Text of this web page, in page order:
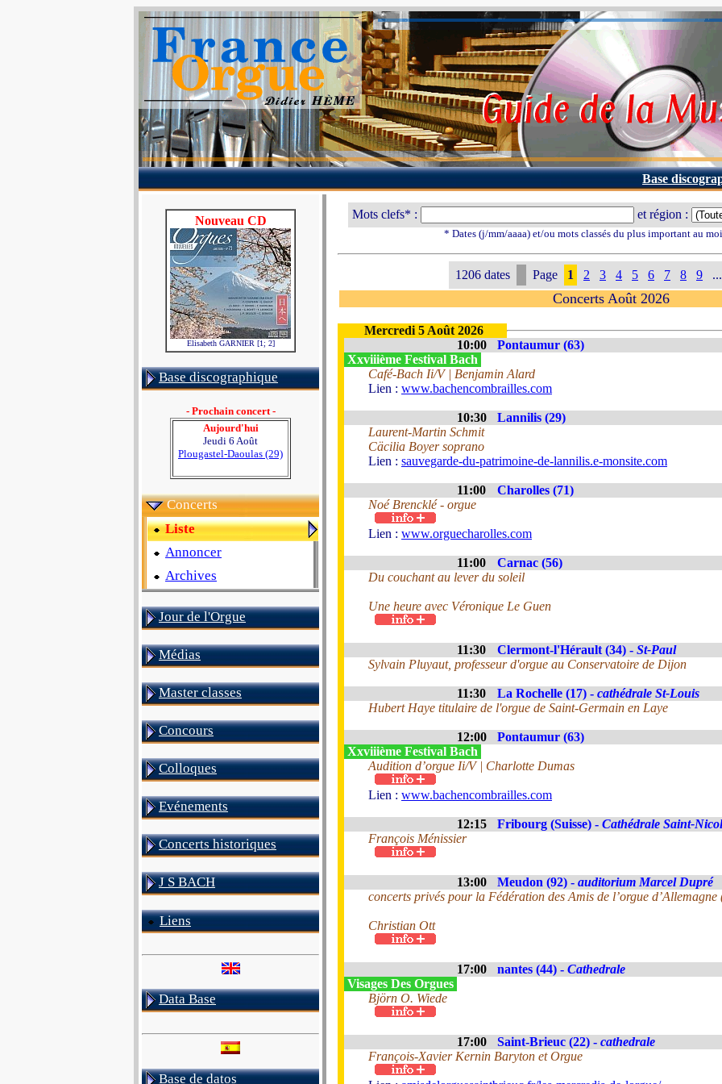
Base
Nouveau CD
Elisabeth GARNIER [1; 2]
Base discographique
- Prochain concert -
Aujourd'hui
Jeudi 6 Août
Plougastel-Daoulas (29)
Concerts
Liste
Annoncer
Archives
Jour de l'Orgue
Médias
Master classes
Concours
Colloques
Evénements
Concerts historiques
J S BACH
Liens
Data Base
Base de datos
Mots clefs* : et région :
* Dates (j/mm/aaaa) et/ou mots classés du plus important au
1206 dates Page 1 2 3 4 5 6 7 8 9 ...
Concerts Août 2026
Mercredi 5 Août 2026
10:00
Pontaumur (63)
Xxviiième Festival Bach
Café-Bach Ii/V | Benjamin Alard
Lien : www.bachencombrailles.com
10:30 Lannilis (29)
Laurent-Martin Schmit
Cäcilia Boyer soprano
Lien : sauvegarde-du-patrimoine-de-lannilis.e-monsite.com
11:00 Charolles (71)
Noé Brencklé - orgue
Lien : www.orguecharolles.com
11:00 Carnac (56)
Du couchant au lever du soleil
Une heure avec Véronique Le Guen
11:30 Clermont-l'Hérault (34) - St-Paul
Sylvain Pluyaut, professeur d'orgue au Conservatoire de Dijon
11:30 La Rochelle (17) - cathédrale St-Louis
Hubert Haye titulaire de l'orgue de Saint-Germain en Laye
12:00 Pontaumur (63)
Xxviiième Festival Bach
Audition d’orgue Ii/V | Charlotte Dumas
Lien : www.bachencombrailles.com
12:15 Fribourg (Suisse) - Cathédrale Saint-
François Ménissier
13:00 Meudon (92) - auditorium Marcel Dupré
concerts privés pour la Fédération des Amis de l’orgue d’Allemagne
Christian Ott
17:00 nantes (44) - Cathedrale
Visages Des Orgues
Björn O. Wiede
17:00 Saint-Brieuc (22) - cathedrale
François-Xavier Kernin Baryton et Orgue